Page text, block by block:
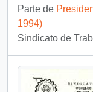
Parte de
1994)
Sindicato de